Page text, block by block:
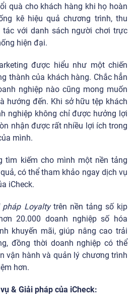
quà cho khách hàng khi họ hoàn
kê hiệu quả chương trình, thu
với danh sách người chơi trực
hiện đại.
được hiểu như một chiến
thành của khách hàng. Chắc hẳn
nghiệp nào cũng mong muốn
hướng đến. Khi sở hữu tệp khách
nghiệp không chỉ được hưởng lợi
nhận được rất nhiều lợi ích trong
mình.
tìm kiếm cho mình một nền tảng
có thể tham khảo ngay dịch vụ
iCheck.
pháp Loyaltytrên nền tảng số kịp
20.000 doanh nghiệp số hóa
khuyến mãi, giúp nâng cao trải
đồng thời doanh nghiệp có thể
vận hành và quản lý chương trình
hơn.
& Giải pháp của iCheck: